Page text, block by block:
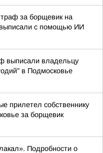
за борщевик на
выписали с помощью ИИ
выписали владельцу
в Подмосковье
прилетел собственнику
за борщевик
Подробности о